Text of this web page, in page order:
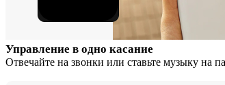
Управление в одно касание
Отвечайте на звонки или ставьте музыку на